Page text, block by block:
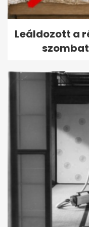
Leáldozott a